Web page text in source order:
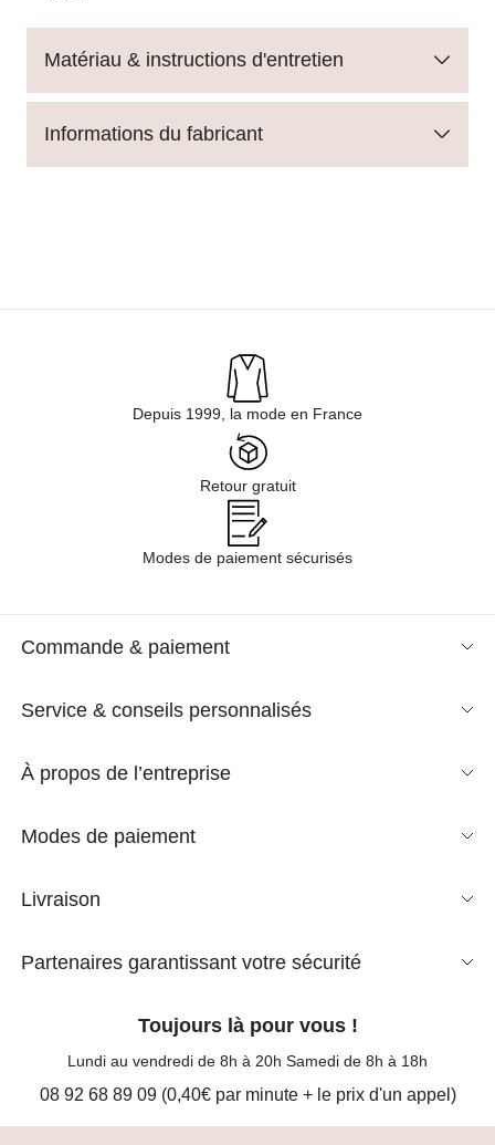
Matériau & instructions d'entretien
Informations du fabricant
Depuis 1999, la mode en France
Retour gratuit
Modes de paiement sécurisés
Commande & paiement
Service & conseils personnalisés
À propos de l’entreprise
Modes de paiement
Livraison
Partenaires garantissant votre sécurité
Toujours là pour vous !
Lundi au vendredi de 8h à 20h Samedi de 8h à 18h
08 92 68 89 09 (0,40€ par minute + le prix d'un appel)